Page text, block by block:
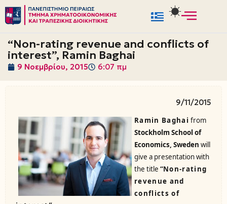
Μεταπηδήστε
στο
περιεχόμενο
“Non-rating revenue and conflicts of
interest”, Ramin Baghai
9 Νοεμβρίου, 2015 6:07 πμ
9/11/2015
Ramin Baghai from
Stockholm School of
Economics, Sweden will
give a presentationwith
the title “Non-rating
revenue and
conflicts of